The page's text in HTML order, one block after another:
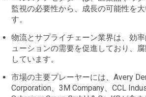
監視の必要性から、成長の可能性を
す。
物流とサプライチェーン業界は、効
ューションの需要を促進しており、
しています。
市場の主要プレーヤーには、Avery
Corporation、3M Company、CCL